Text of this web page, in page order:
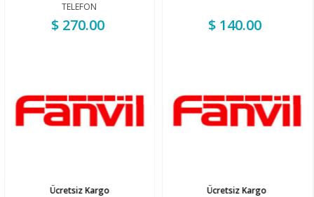
TELEFON
$ 270.00
Ücretsiz Kargo
$ 140.00
Ücretsiz Kargo